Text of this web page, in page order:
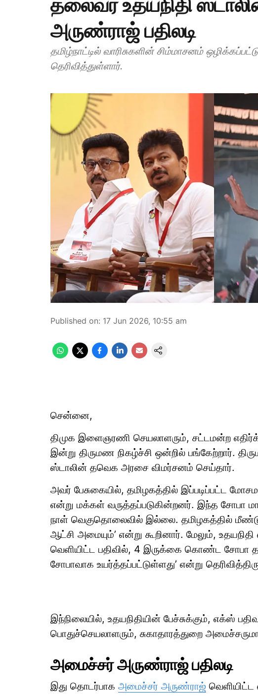
அருண்ராஜ் பதிலடி
தமிழ்நாட்டில் வாரிசுகளின் சிம்மாசனம் ஒழிக்கப்பட்டு விட்டது என்று அமைச்சர் அருண்ராஜ்
தெரிவித்துள்ளார்.
Published on: 17 Jun 2026, 10:55 am
சென்னை,
திமுக இளைஞரணி செயலாளரும், சட்டமன்ற
இன்று திருமண நிகழ்ச்சி ஒன்றில் பங்கேற்றார்.
ஸ்டாலின் தவெக அரசை விமர்சனம் செய்தார்.
அவர் பேசுகையில், தமிழகத்தில் இப்படிப்பட்ட
என்று மக்கள் வருத்தப்படுகின்றனர். இந்த சோபா
நாள் வெகுதொலைவில் இல்லை. தமிழகத்தில்
ஆட்சி அமையும்’ என்று கூறினார். மேலும்,
வெளியிட்ட பதிவில், 4 இருக்கை கொண்ட
சோபாவாக உயர்த்தப்பட்டுள்ளது’ என்று
இந்நிலையில், உதயநிதியின் பேச்சுக்கும், எக்ஸ்
பொதுச்செயலாளரும், சுகாதாரத்துறை
அமைச்சர் அருண்ராஜ் பதிலடி
இது தொடர்பாக அமைச்சர் அருண்ராஜ் வெளியிட்ட